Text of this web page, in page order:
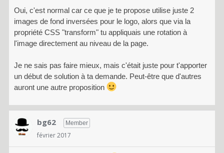
Oui, c'est normal car ce que je te propose utilise juste 2
images de fond inversées pour le logo, alors que via la
propriété CSS "transform" tu appliquais une rotation à
l'image directement au niveau de la page.
Je ne sais pas faire mieux, mais c'était juste pour t'apporter
un début de solution à ta demande. Peut-être que d'autres
auront une autre proposition
bg62 Member
février 2017